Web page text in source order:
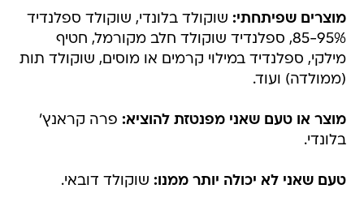
מוצרים שפיתחתי: שוקולד בלונדי, שוקולד ספלנדיד
85-95%, ספלנדיד שוקולד חלב מקורמל, חטיף
מילקי, ספלנדיד במילוי קרמים או מוסים, שוקולד תות
(ממולדה) ועוד.
מוצר או טעם שאני מפנטזת להוציא: פרה קראנץ'
בלונדי.
טעם שאני לא יכולה יותר ממנו: שוקולד דובאי.